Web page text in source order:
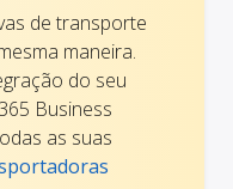
de transporte
maneira.
do seu
Business
as suas